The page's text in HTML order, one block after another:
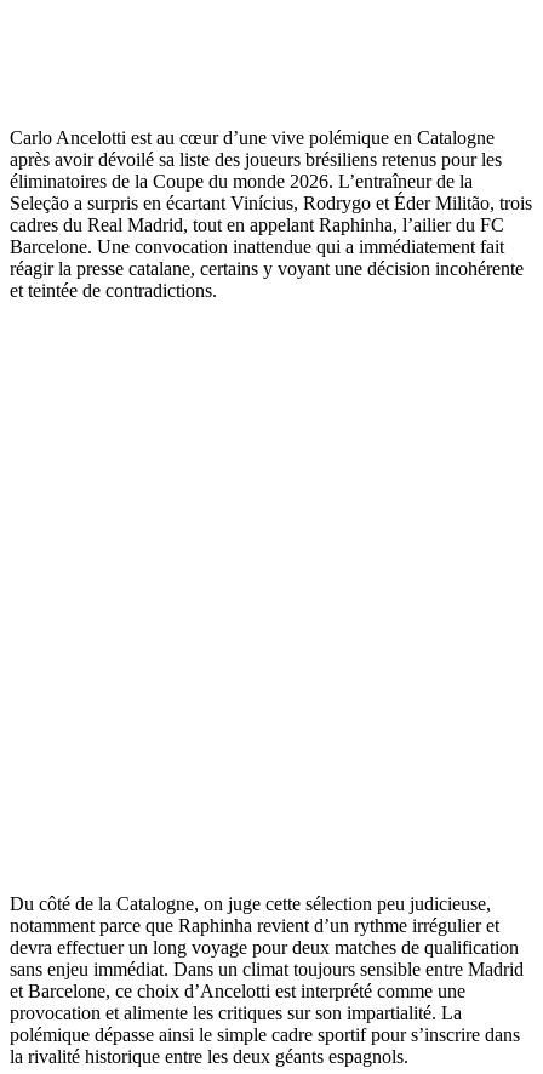
Carlo Ancelotti est au cœur d’une vive polémique en Catalogne
après avoir dévoilé sa liste des joueurs brésiliens retenus pour les
éliminatoires de la Coupe du monde 2026. L’entraîneur de la
Seleção a surpris en écartant Vinícius, Rodrygo et Éder Militão, trois
cadres du Real Madrid, tout en appelant Raphinha, l’ailier du FC
Barcelone. Une convocation inattendue qui a immédiatement fait
réagir la presse catalane, certains y voyant une décision incohérente
et teintée de contradictions.
Du côté de la Catalogne, on juge cette sélection peu judicieuse,
notamment parce que Raphinha revient d’un rythme irrégulier et
devra effectuer un long voyage pour deux matches de qualification
sans enjeu immédiat. Dans un climat toujours sensible entre Madrid
et Barcelone, ce choix d’Ancelotti est interprété comme une
provocation et alimente les critiques sur son impartialité. La
polémique dépasse ainsi le simple cadre sportif pour s’inscrire dans
la rivalité historique entre les deux géants espagnols.